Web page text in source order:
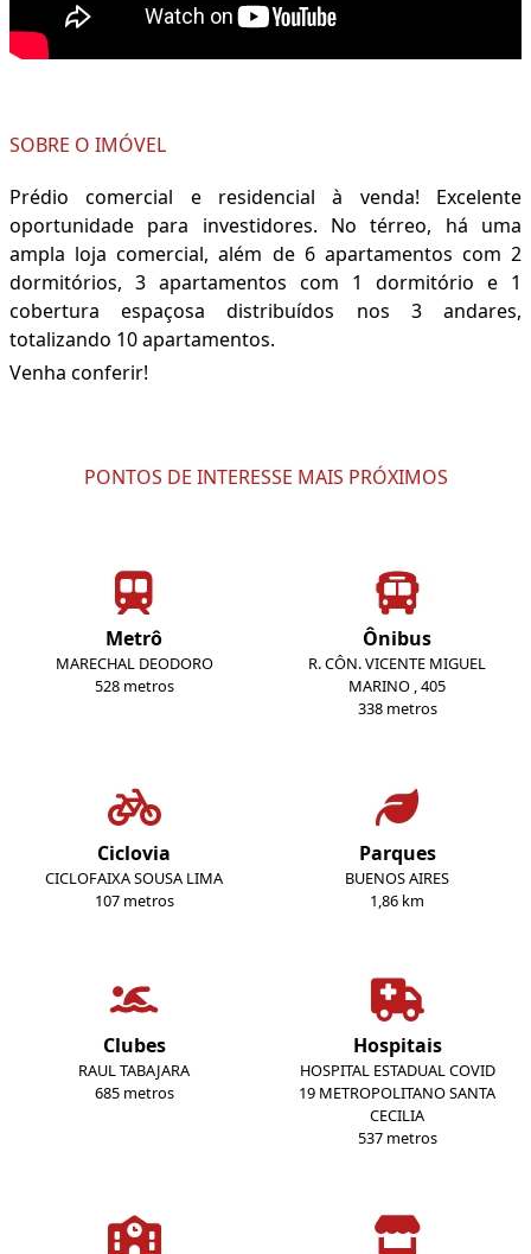
SOBRE O IMÓVEL
Prédio comercial e residencial à venda! Excelente
oportunidade para investidores. No térreo, há uma
ampla loja comercial, além de 6 apartamentos com 2
dormitórios, 3 apartamentos com 1 dormitório e 1
cobertura espaçosa distribuídos nos 3 andares,
totalizando 10 apartamentos.
Venha conferir!
PONTOS DE INTERESSE MAIS PRÓXIMOS
Metrô
MARECHAL DEODORO
528 metros
Ônibus
R. CÔN. VICENTE MIGUEL
MARINO , 405
338 metros
Ciclovia
CICLOFAIXA SOUSA LIMA
107 metros
Parques
BUENOS AIRES
1,86 km
Clubes
RAUL TABAJARA
685 metros
Hospitais
HOSPITAL ESTADUAL COVID
19 METROPOLITANO SANTA
CECILIA
537 metros